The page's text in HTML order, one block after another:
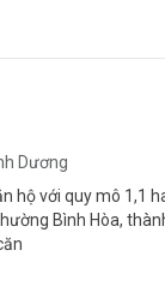
Dương
hộ với quy mô 1,1
Bình Hòa,